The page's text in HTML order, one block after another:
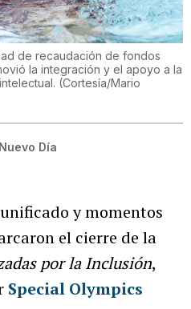
de recaudación de fondos
la integración y el apoyo a la
(Cortesía/Mario
Día
y momentos
el cierre de la
por la Inclusión,
Special Olympics